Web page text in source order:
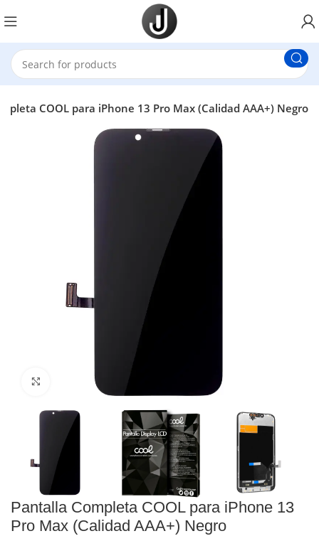
COOL para iPhone 13 Pro Max (Calidad AAA+) Negro
Click to enlarge
Pantalla Completa COOL para iPhone 13
Pro Max (Calidad AAA+) Negro